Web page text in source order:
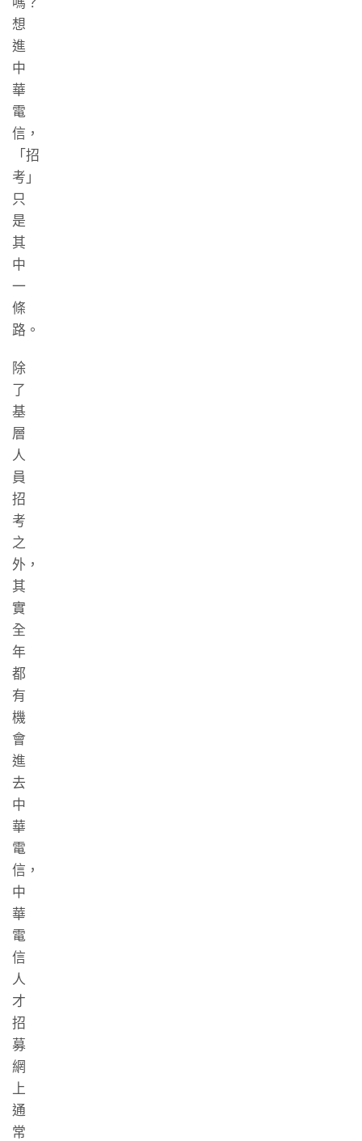
想
進
中
華
電
信，
「招
考」
只
是
其
中
一
條
路。
除
了
基
層
人
員
招
考
之
外，
其
實
全
年
都
有
機
會
進
去
中
華
電
信，
中
華
電
信
人
才
招
募
網
上
通
常